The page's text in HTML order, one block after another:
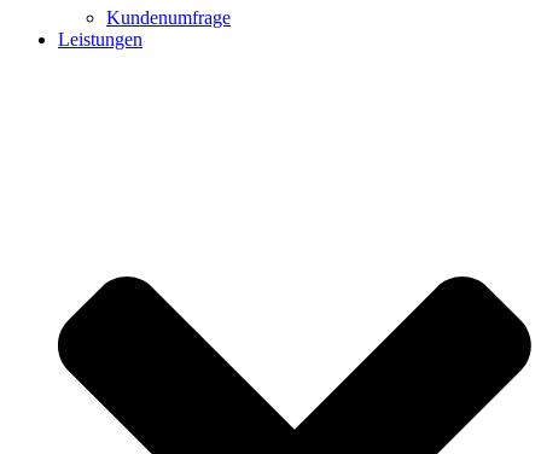
Kundenumfrage
Leistungen